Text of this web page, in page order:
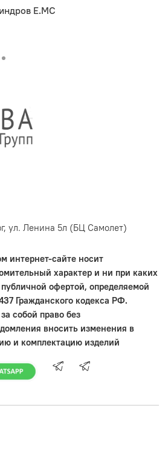
E.MC
ул. Ленина 5л (БЦ Самолет)
интернет-сайте носит
характер и ни при каких
офертой, определяемой
Гражданского кодекса РФ.
собой право без
вносить изменения в
и комплектацию изделий